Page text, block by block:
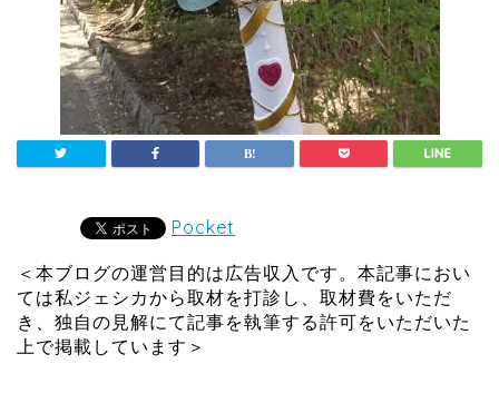
Pocket
＜本ブログの運営目的は広告収入です。本記事におい
ては私ジェシカから取材を打診し、取材費をいただ
き、独自の見解にて記事を執筆する許可をいただいた
上で掲載しています＞